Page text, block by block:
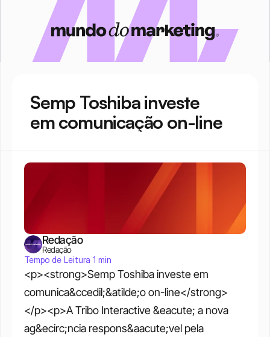
Semp Toshiba investe
em comunicação on-line
<p><strong>Semp Toshiba investe em
comunica&ccedil;&atilde;o on-line</strong>
</p><p>A Tribo Interactive &eacute; a nova
ag&ecirc;ncia respons&aacute;vel pela
Redação
Redação
Tempo de Leitura 1 min